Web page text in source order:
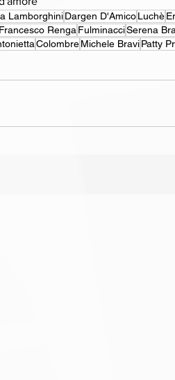
LamborghiniDargen D'AmicoLuchè
Francesco RengaFulminacciSerena
ColombreMichele BraviPatty